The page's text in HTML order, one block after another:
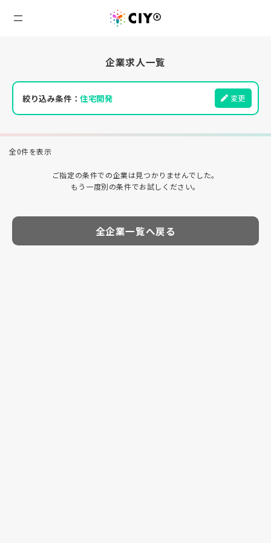
企業求人一覧
絞り込み条件：住宅開発 変更
全0件を表示
ご指定の条件での企業は見つかりませんでした。
もう一度別の条件でお試しください。
全企業一覧へ戻る